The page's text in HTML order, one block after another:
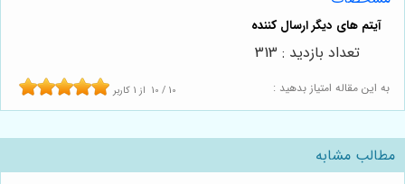
به این مقاله امتیاز بدهید : 10 / 10 از 1 کاربر
تعداد بازدید : 313
مطالب مشابه